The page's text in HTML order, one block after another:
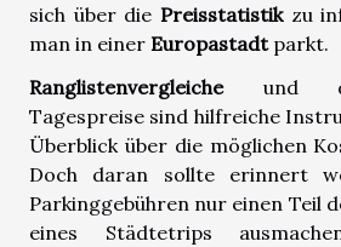
sich über die Preisstatistikzu
man in einer Europastadtparkt.
Ranglistenvergleicheund
Tagespreise sind hilfreiche
Überblick über die möglichen
Doch daran sollte erinnert
Parkinggebühren nur einen Teil
eines Städtetrips